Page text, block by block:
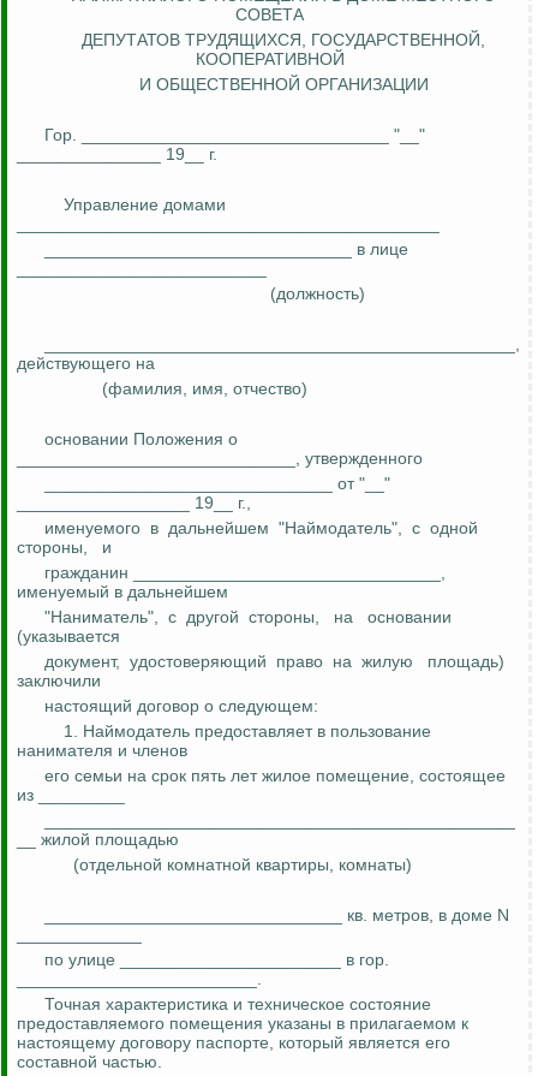
СОВЕТА
ДЕПУТАТОВ ТРУДЯЩИХСЯ, ГОСУДАРСТВЕННОЙ,
КООПЕРАТИВНОЙ
И ОБЩЕСТВЕННОЙ ОРГАНИЗАЦИИ
Гор. ________________________________ "__"
_______________ 19__ г.
Управление домами
________________________________ в лице
(должность)
_________________________________________________,
действующего на
(фамилия, имя, отчество)
основании Положения о
_____________________________, утвержденного
______________________________ от "__"
__________________ 19__ г.,
именуемого в дальнейшем "Наймодатель", с одной
стороны,
и
гражданин ________________________________,
именуемый в дальнейшем
"Наниматель", с другой стороны, на
основании
(указывается
документ, удостоверяющий право на жилую
площадь)
заключили
настоящий договор о следующем:
1. Наймодатель предоставляет в пользование
нанимателя и членов
его семьи на срок пять лет жилое помещение, состоящее
из
__ жилой площадью
(отдельной комнатной квартиры, комнаты)
_______________________________ кв. метров, в доме N
по улице _______________________ в гор.
_________________________.
Точная характеристика и техническое состояние
предоставляемого помещения указаны в прилагаемом к
настоящему договору паспорте, который является его
составной частью.